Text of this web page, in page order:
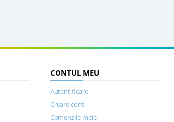
CONTUL MEU
Autentificare
Creare cont
Comenzile mele